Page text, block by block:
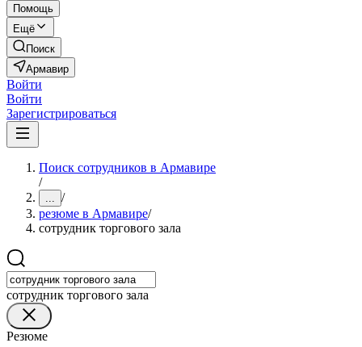
Помощь
Ещё
Поиск
Армавир
Войти
Войти
Зарегистрироваться
Поиск сотрудников в Армавире
/
... /
резюме в Армавире/
сотрудник торгового зала
сотрудник торгового зала
Резюме